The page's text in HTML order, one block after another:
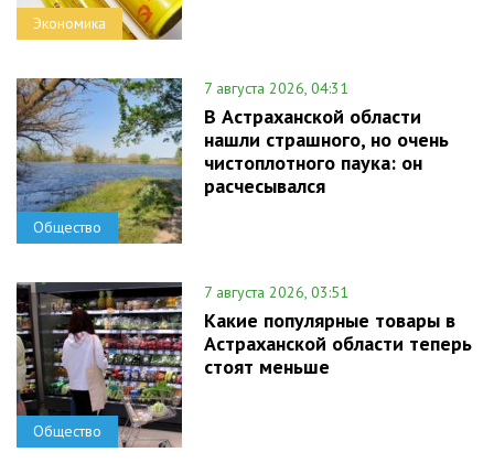
Экономика
Общество
7 августа 2026, 04:31
В Астраханской области
нашли страшного, но очень
чистоплотного паука: он
расчесывался
Общество
7 августа 2026, 03:51
Какие популярные товары в
Астраханской области теперь
стоят меньше